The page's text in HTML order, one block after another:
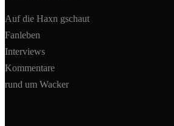
Auf die Haxn gschaut
Fanleben
Interviews
Kommentare
rund um Wacker